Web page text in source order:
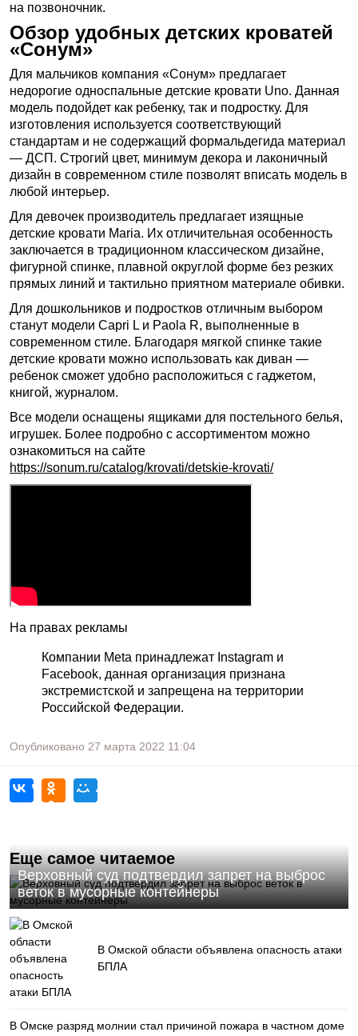
на позвоночник.
Обзор удобных детских кроватей
«Сонум»
Для мальчиков компания «Сонум» предлагает
недорогие односпальные детские кровати Uno. Данная
модель подойдет как ребенку, так и подростку. Для
изготовления используется соответствующий
стандартам и не содержащий формальдегида материал
— ДСП. Строгий цвет, минимум декора и лаконичный
дизайн в современном стиле позволят вписать модель в
любой интерьер.
Для девочек производитель предлагает изящные
детские кровати Maria. Их отличительная особенность
заключается в традиционном классическом дизайне,
фигурной спинке, плавной округлой форме без резких
прямых линий и тактильно приятном материале обивки.
Для дошкольников и подростков отличным выбором
станут модели Capri L и Paola R, выполненные в
современном стиле. Благодаря мягкой спинке такие
детские кровати можно использовать как диван —
ребенок сможет удобно расположиться с гаджетом,
книгой, журналом.
Все модели оснащены ящиками для постельного белья,
игрушек. Более подробно с ассортиментом можно
ознакомиться на сайте
https://sonum.ru/catalog/krovati/detskie-krovati/
На правах рекламы
Компании Meta принадлежат Instagram и
Facebook, данная организация признана
экстремистской и запрещена на территории
Российской Федерации.
Опубликовано 27 марта 2022 11:04
Еще самое читаемое
Верховный суд подтвердил запрет на выброс
веток в мусорные контейнеры
В Омской области объявлена опасность атаки
БПЛА
В Омске разряд молнии стал причиной пожара в частном доме